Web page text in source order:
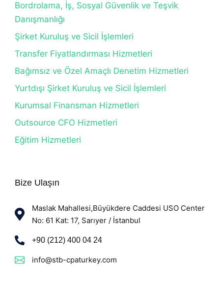
Bordrolama, İş, Sosyal Güvenlik ve Teşvik
Danışmanlığı
Şirket Kuruluş ve Sicil İşlemleri
Transfer Fiyatlandırması Hizmetleri
Bağımsız ve Özel Amaçlı Denetim Hizmetleri
Yurtdışı Şirket Kuruluş ve Sicil İşlemleri
Kurumsal Finansman Hizmetleri
Outsource CFO Hizmetleri
Eğitim Hizmetleri
Bize Ulaşın
Maslak Mahallesi,Büyükdere Caddesi USO Center
No: 61 Kat: 17, Sarıyer / İstanbul
+90 (212) 400 04 24
info@stb-cpaturkey.com